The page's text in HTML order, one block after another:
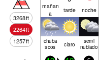
3268ft
2264ft
1257ft
mañan
a
tarde noche
chuba
scos claro semi
nublado